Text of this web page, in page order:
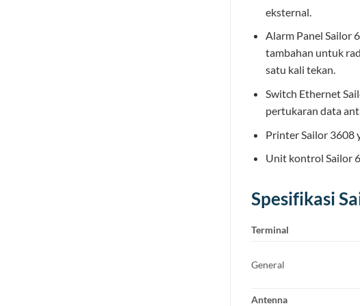
eksternal.
Alarm Panel Sailor
tambahan untuk
satu kali tekan.
Switch Ethernet
pertukaran data
Printer Sailor 3608
Unit kontrol Sailor
Spesifikasi
Terminal
General
Antenna